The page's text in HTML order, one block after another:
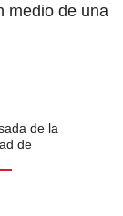
medio de una
de la
de